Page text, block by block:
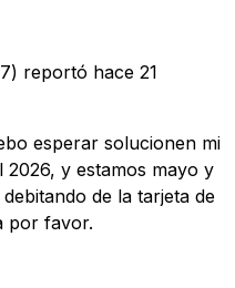
reportó hace 21
esperar solucionen mi
2026, y estamos mayo y
de la tarjeta de
por favor.